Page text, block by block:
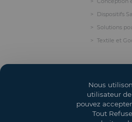
Dispositifs
Solutions
Textile et
Nous
utilisateur
pouvez
Tout